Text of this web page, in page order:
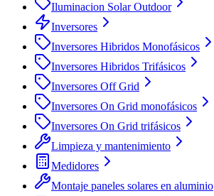
Iluminacion Solar Outdoor
Inversores
Inversores Hibridos Monofásicos
Inversores Hibridos Trifásicos
Inversores Off Grid
Inversores On Grid monofásicos
Inversores On Grid trifásicos
Limpieza y mantenimiento
Medidores
Montaje paneles solares en aluminio